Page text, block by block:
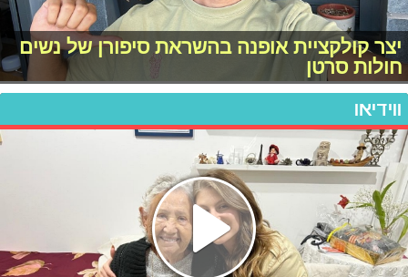
יצר קולקציית אופנה בהשראת סיפורן של נשים
חולות סרטן
ווידיאו